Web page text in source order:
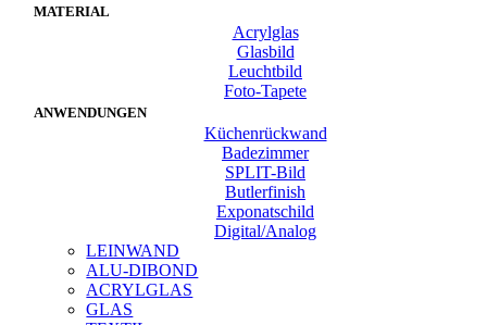
MATERIAL
Acrylglas
Glasbild
Leuchtbild
Foto-Tapete
ANWENDUNGEN
Küchenrückwand
Badezimmer
SPLIT-Bild
Butlerfinish
Exponatschild
Digital/Analog
LEINWAND
ALU-DIBOND
ACRYLGLAS
GLAS